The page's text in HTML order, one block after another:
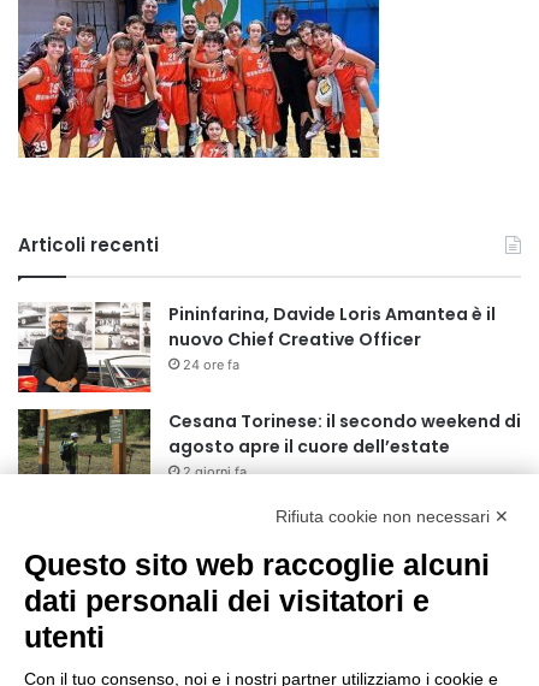
Articoli recenti
Pininfarina, Davide Loris Amantea è il
nuovo Chief Creative Officer
24 ore fa
Cesana Torinese: il secondo weekend di
agosto apre il cuore dell’estate
2 giorni fa
Siccità: Il Piemonte avvia le procedure
per la richiesta dello stato di calamità
naturale
2 giorni fa
precampionato
Rifiuta cookie non necessari ✕
Questo sito web raccoglie alcuni
dati personali dei visitatori e
utenti
Con il tuo consenso, noi e i nostri partner utilizziamo i cookie e